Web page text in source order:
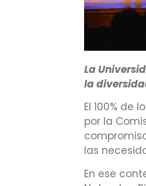
La
la
El 100%
por la
las
En ese